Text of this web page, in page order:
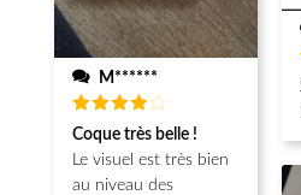
M******
Note4
sur 5
Coque très belle !
Le visuel est très bien
au niveau des